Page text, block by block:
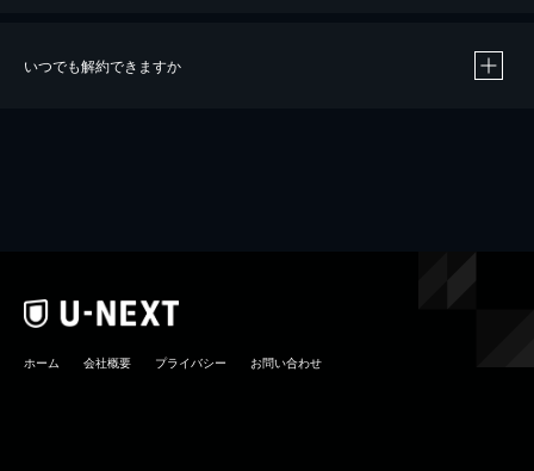
いつでも解約できますか
ホーム 会社概要 プライバシー お問い合わせ